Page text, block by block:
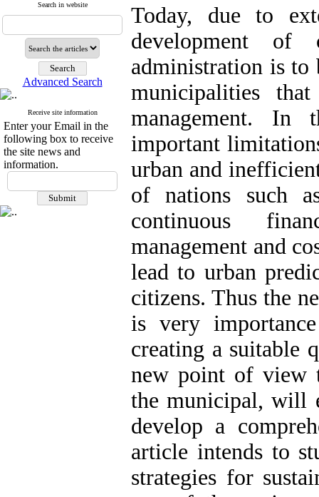
Search in website
Advanced Search
Receive site information
Enter your Email in the
following box to receive
the site news and
information.
Today, due to
development of
administration is to
municipalities
management.
important
urban and
of nations such
continuous
management and
lead to urban
citizens. Thus the
is very
creating a suitable
new point of view
the municipal, will
develop a
article intends to
strategies for